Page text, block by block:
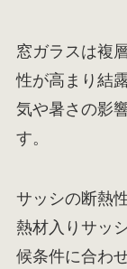
窓ガラスは複
性が高まり結
気や暑さの影
す。
サッシの断熱
熱材入りサッ
候条件に合わ